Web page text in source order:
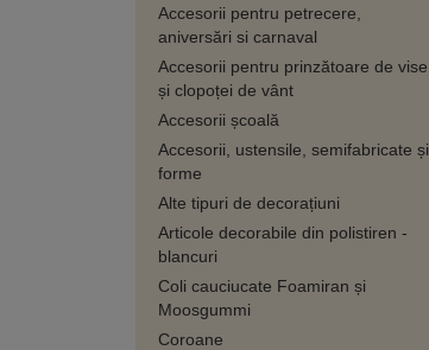
Accesorii pentru petrecere,
aniversări si carnaval
Accesorii pentru prinzătoare de vise
și clopoței de vânt
Accesorii școală
Accesorii, ustensile, semifabricate și
forme
Alte tipuri de decorațiuni
Articole decorabile din polistiren -
blancuri
Coli cauciucate Foamiran și
Moosgummi
Coroane